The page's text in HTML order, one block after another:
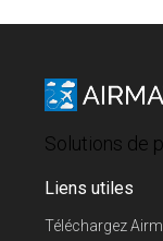
Solutions de
Liens utiles
Téléchargez